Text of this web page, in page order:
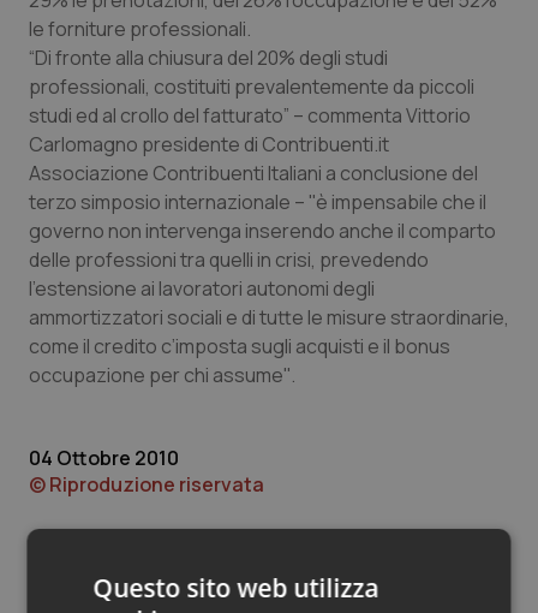
Umbria
Valle D’Aosta
Veneto
Oftalmologia
Oncodermatologia
Oncoematologia
Oncologia & Nutrizione
Psoriasi & pelle
Quotidiano Cardiologia
Quotidiano Chirurgia
Quotidiano Oncologia
Rene & patologie urogenitali
le forniture professionali.
“Di fronte alla chiusura del 20% degli studi
professionali, costituiti prevalentemente da piccoli
studi ed al crollo del fatturato” – commenta Vittorio
Carlomagno presidente di Contribuenti.it
Associazione Contribuenti Italiani a conclusione del
terzo simposio internazionale – ''è impensabile che il
governo non intervenga inserendo anche il comparto
delle professioni tra quelli in crisi, prevedendo
l’estensione ai lavoratori autonomi degli
ammortizzatori sociali e di tutte le misure straordinarie,
come il credito c’imposta sugli acquisti e il bonus
occupazione per chi assume''.
04 Ottobre 2010
© Riproduzione riservata
Questo sito web utilizza